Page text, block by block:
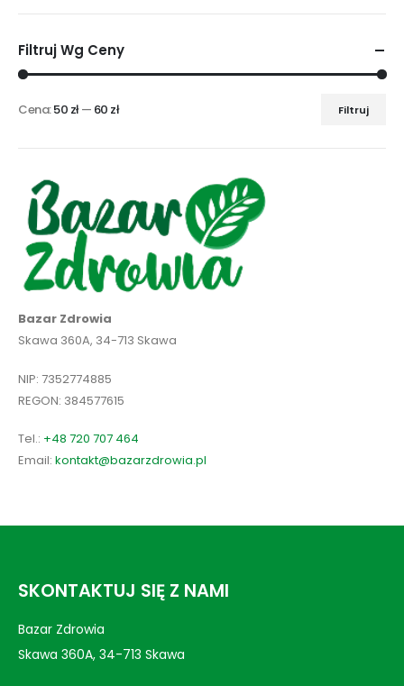
Filtruj Wg Ceny
Filtruj
Cena:50 zł— 60 zł
Bazar Zdrowia
Skawa 360A, 34-713 Skawa
NIP: 7352774885
REGON: 384577615
Tel.: +48 720 707 464
Email: kontakt@bazarzdrowia.pl
SKONTAKTUJ SIĘ Z NAMI
Bazar Zdrowia
Skawa 360A, 34-713 Skawa